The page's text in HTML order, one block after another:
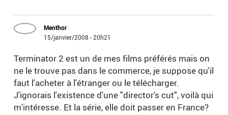
Menthor
15/janvier/2008 - 20h21
Terminator 2 est un de mes films préférés mais on
ne le trouve pas dans le commerce, je suppose qu'il
faut l'acheter à l'étranger ou le télécharger.
J'ignorais l'existence d'une "director's cut", voilà qui
m'intéresse. Et la série, elle doit passer en France?